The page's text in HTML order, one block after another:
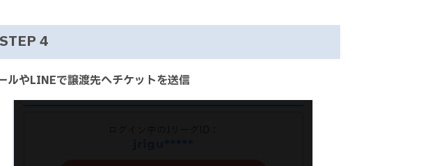
STEP 4
ルやLINEで譲渡先へチケットを送信